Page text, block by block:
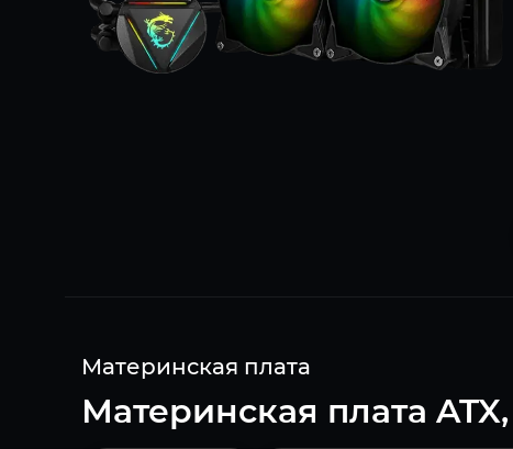
Материнская плата
Материнская плата